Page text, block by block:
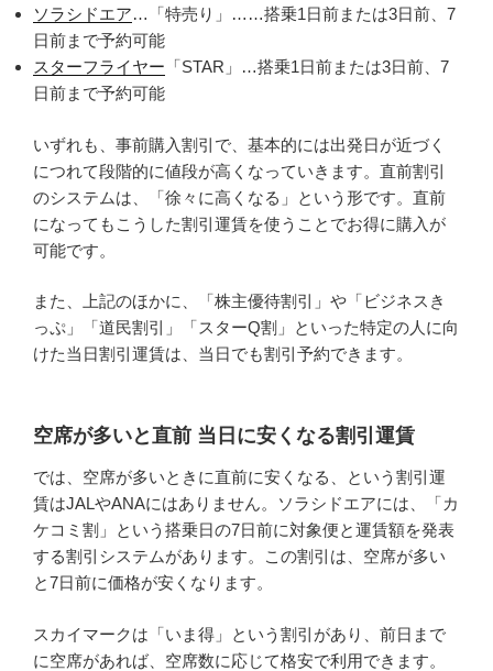
ソラシドエア…「特売り」……搭乗1日前または3日前、7
日前まで予約可能
スターフライヤー 「STAR」…搭乗1日前または3日前、7
日前まで予約可能
いずれも、事前購入割引で、基本的には出発日が近づく
につれて段階的に値段が高くなっていきます。直前割引
のシステムは、「徐々に高くなる」という形です。直前
になってもこうした割引運賃を使うことでお得に購入が
可能です。
また、上記のほかに、「株主優待割引」や「ビジネスき
っぷ」「道民割引」「スターQ割」といった特定の人に向
けた当日割引運賃は、当日でも割引予約できます。
空席が多いと直前 当日に安くなる割引運賃
では、空席が多いときに直前に安くなる、という割引運
賃はJALやANAにはありません。ソラシドエアには、「カ
ケコミ割」という搭乗日の7日前に対象便と運賃額を発表
する割引システムがあります。この割引は、空席が多い
と7日前に価格が安くなります。
スカイマークは「いま得」という割引があり、前日まで
に空席があれば、空席数に応じて格安で利用できます。